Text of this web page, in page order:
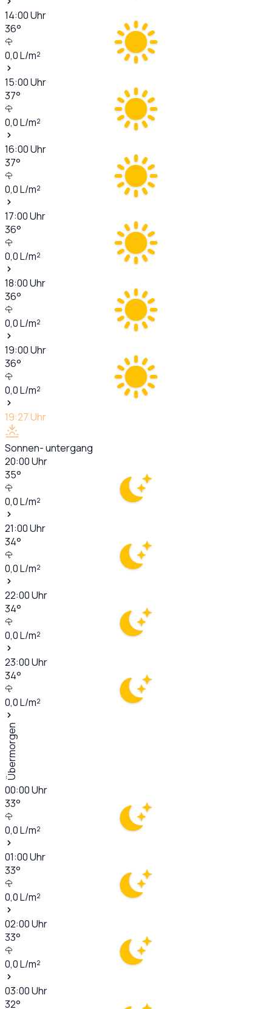
14:00Uhr
36°
0,0L/m²
15:00Uhr
37°
0,0L/m²
16:00Uhr
37°
0,0L/m²
17:00Uhr
36°
0,0L/m²
18:00Uhr
36°
0,0L/m²
19:00Uhr
36°
0,0L/m²
19:27Uhr
Sonnen- untergang
20:00Uhr
35°
0,0L/m²
21:00Uhr
34°
0,0L/m²
22:00Uhr
34°
0,0L/m²
23:00Uhr
34°
0,0L/m²
Übermorgen
00:00Uhr
33°
0,0L/m²
01:00Uhr
33°
0,0L/m²
02:00Uhr
33°
0,0L/m²
03:00Uhr
32°